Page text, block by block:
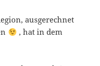
ausgerechnet
, hat in dem